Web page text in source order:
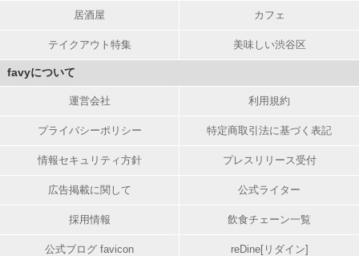
居酒屋 カフェ
テイクアウト特集 美味しい渋谷区
favyについて
運営会社 利用規約
プライバシーポリシー 特定商取引法に基づく表記
情報セキュリティ方針 プレスリリース受付
広告掲載に関して 公式ライター
採用情報 飲食チェーン一覧
公式ブログ favicon reDine[リダイン]